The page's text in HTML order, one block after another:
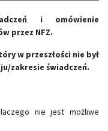
i omówienie
przez NFZ.
w przeszłości nie był
zakresie świadczeń.
nie jest możliwe